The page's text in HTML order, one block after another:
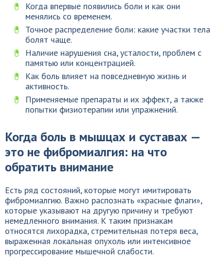
Когда впервые появились боли и как они
менялись со временем.
Точное распределение боли: какие участки тела
болят чаще.
Наличие нарушения сна, усталости, проблем с
памятью или концентрацией.
Как боль влияет на повседневную жизнь и
активность.
Применяемые препараты и их эффект, а также
попытки физиотерапии или упражнений.
Когда боль в мышцах и суставах —
это не фибромиалгия: на что
обратить внимание
Есть ряд состояний, которые могут имитировать
фибромиалгию. Важно распознать «красные флаги»,
которые указывают на другую причину и требуют
немедленного внимания. К таким признакам
относятся лихорадка, стремительная потеря веса,
выраженная локальная опухоль или интенсивное
прогрессирование мышечной слабости.